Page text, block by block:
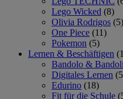
Lego Wicked (8)
Olivia Rodrigos (5)
One Piece (11)
Pokemon (5)
Lernen & Beschäftigen
Bandolo &
Digitales Lernen
Edurino (18)
Fit für die Schule